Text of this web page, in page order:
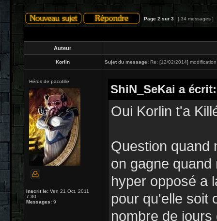
Page 2 sur 3 [ 34 messages ]
Auteur
Korlin Sujet du message: Re: [12/02/2014] modification
Héros de pacotille
Inscrit le: Ven 21 Oct, 2011
7:30
Messages: 9
ShiN_SeKai a écrit:
Oui Korlin t'a
Question quand
on gagne
hyper opposé a
pour qu'elle soit
nombre de